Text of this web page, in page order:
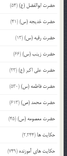
حضرت ابوالفضل (ع)(54)
حضرت خدیجه (س)(41)
حضرت رقیه (س)(13)
حضرت زینب (س)(66)
حضرت علی اکبر (ع)(23)
حضرت فاطمه (س)(530)
حضرت محمد (ص)(613)
حضرت معصومه (س)(45)
حکایت ها (2,244)
حکایت های آموزنده (749)